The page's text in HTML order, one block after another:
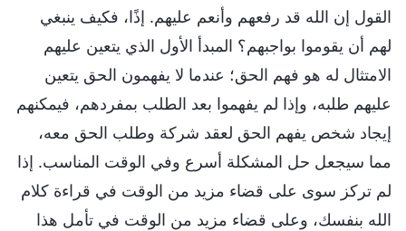
القول إن الله قد رفعهم وأنعم عليهم. إذًا، فكيف ينبغي
لهم أن يقوموا بواجبهم؟ المبدأ الأول الذي يتعين عليهم
الامتثال له هو فهم الحق؛ عندما لا يفهمون الحق يتعين
عليهم طلبه، وإذا لم يفهموا بعد الطلب بمفردهم، فيمكنهم
إيجاد شخص يفهم الحق لعقد شركة وطلب الحق معه،
مما سيجعل حل المشكلة أسرع وفي الوقت المناسب. إذا
لم تركز سوى على قضاء مزيد من الوقت في قراءة كلام
الله بنفسك، وعلى قضاء مزيد من الوقت في تأمل هذا